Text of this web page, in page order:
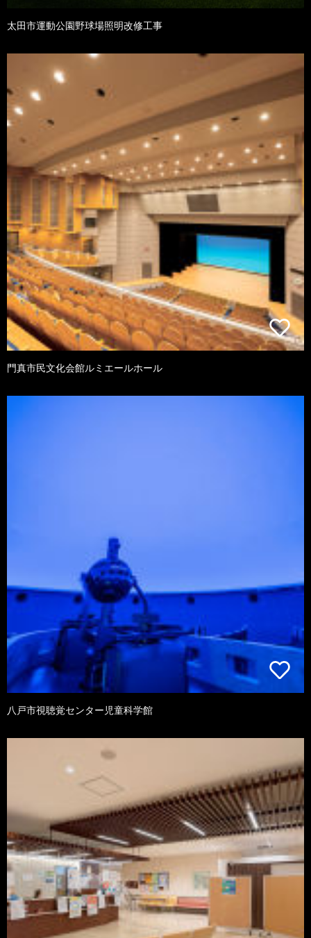
太田市運動公園野球場照明改修工事
門真市民文化会館ルミエールホール
八戸市視聴覚センター児童科学館